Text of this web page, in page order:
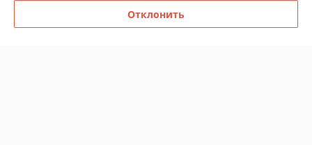
График работы
Отклонить